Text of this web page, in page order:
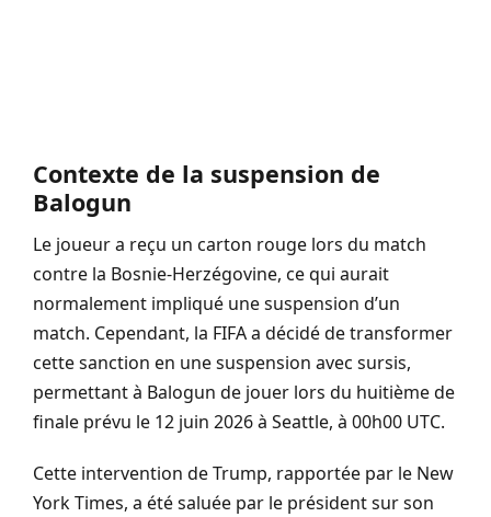
Contexte de la suspension de
Balogun
Le joueur a reçu un carton rouge lors du match
contre la Bosnie-Herzégovine, ce qui aurait
normalement impliqué une suspension d’un
match. Cependant, la FIFA a décidé de transformer
cette sanction en une suspension avec sursis,
permettant à Balogun de jouer lors du huitième de
finale prévu le 12 juin 2026 à Seattle, à 00h00 UTC.
Cette intervention de Trump, rapportée par le New
York Times, a été saluée par le président sur son